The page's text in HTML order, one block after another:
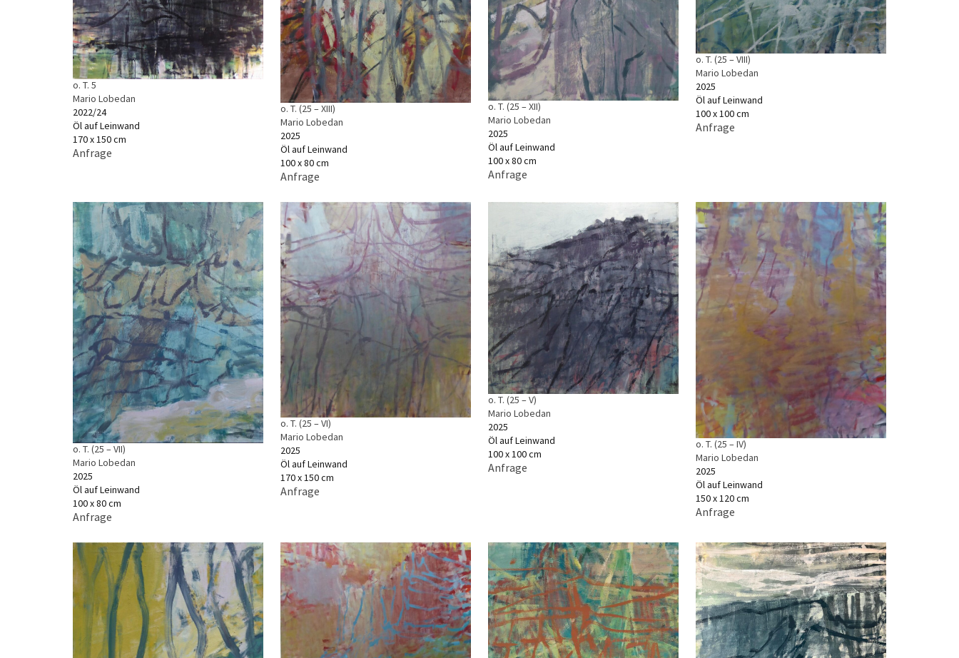
o. T. 5
Mario Lobedan
2022/24
Öl auf Leinwand
170 x 150 cm
Anfrage
o. T. (25 – XIII)
Mario Lobedan
2025
Öl auf Leinwand
100 x 80 cm
Anfrage
o. T. (25 – XII)
Mario Lobedan
2025
Öl auf Leinwand
100 x 80 cm
Anfrage
o. T. (25 – VIII)
Mario Lobedan
2025
Öl auf Leinwand
100 x 100 cm
Anfrage
o. T. (25 – VII)
Mario Lobedan
2025
Öl auf Leinwand
100 x 80 cm
Anfrage
o. T. (25 – VI)
Mario Lobedan
2025
Öl auf Leinwand
170 x 150 cm
Anfrage
o. T. (25 – V)
Mario Lobedan
2025
Öl auf Leinwand
100 x 100 cm
Anfrage
o. T. (25 – IV)
Mario Lobedan
2025
Öl auf Leinwand
150 x 120 cm
Anfrage